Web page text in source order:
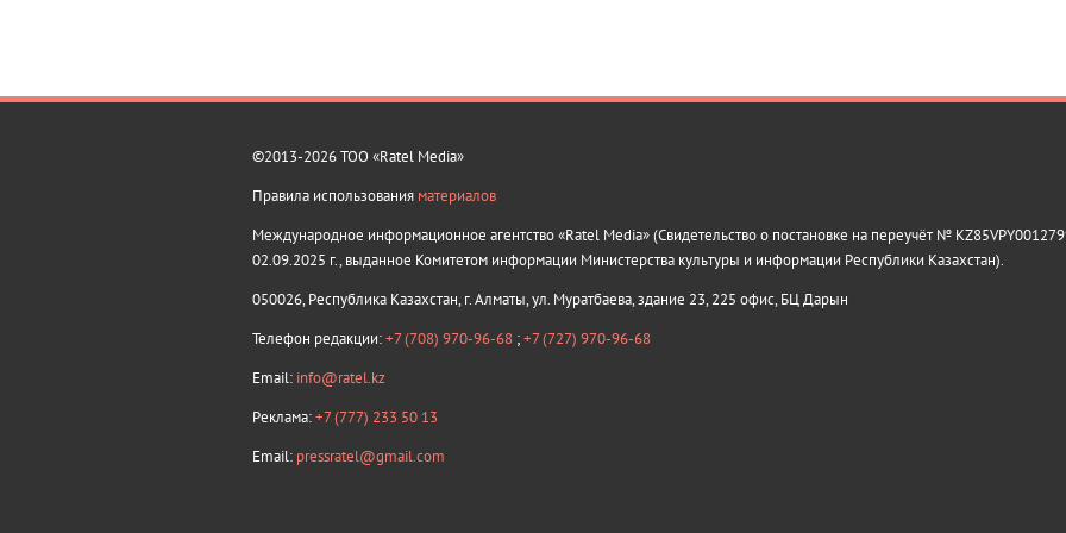
©2013-2026 ТОО «Ratel Media»
Правила использования материалов
Международное информационное агентство «Ratel Media» (Свидетельство о постановке на переучёт №
02.09.2025 г., выданное Комитетом информации Министерства культуры и информации Республики Казахстан).
050026, Республика Казахстан, г. Алматы, ул. Муратбаева, здание 23, 225 офис, БЦ Дарын
Телефон редакции:+7 (708) 970-96-68 ;+7 (727) 970-96-68
Email: info@ratel.kz
Реклама:+7 (777) 233 50 13
Email: pressratel@gmail.com